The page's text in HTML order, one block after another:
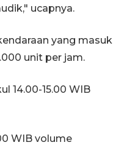
ucapnya.
yang masuk
unit per jam.
14.00-15.00 WIB
WIB volume